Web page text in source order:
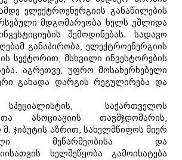
ელექტროენერგიის განაწილების
მდგომარეობა ხელს უშლიდა
შემოდინებას. სადავო
განაპირობა, ელექტროენერგიის
სექტორით, მსხვილი ინვესტორების
აგრეთვე, უფრო მოსახერხებელი
გახადა დარგის რეგულირება და
საქართველოს
ასოციაციის თავმჯდომარის,
ჯიბუტის აზრით, სახელმწიფოს მიერ
მეწარმეობისა და
ხელშეწყობა გამოიხატება